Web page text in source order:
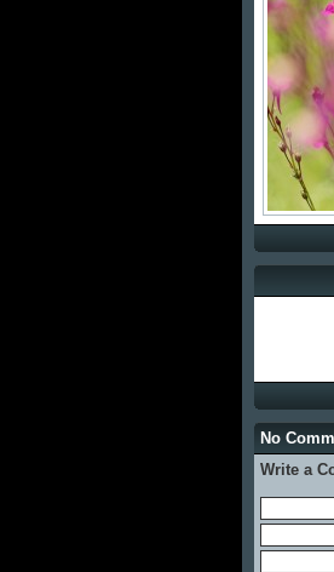
No
Write a